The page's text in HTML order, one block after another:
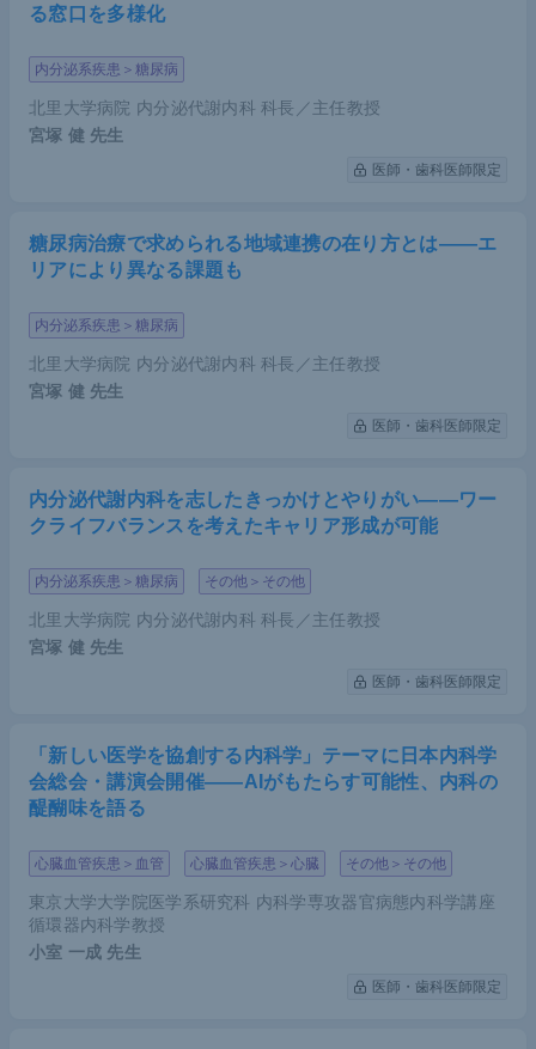
る窓口を多様化
内分泌系疾患＞糖尿病
北里大学病院 内分泌代謝内科 科長／主任教授
宮塚 健 先生
医師・歯科医師限定
糖尿病治療で求められる地域連携の在り方とは――エ
リアにより異なる課題も
内分泌系疾患＞糖尿病
北里大学病院 内分泌代謝内科 科長／主任教授
宮塚 健 先生
医師・歯科医師限定
内分泌代謝内科を志したきっかけとやりがい――ワー
クライフバランスを考えたキャリア形成が可能
内分泌系疾患＞糖尿病 その他＞その他
北里大学病院 内分泌代謝内科 科長／主任教授
宮塚 健 先生
医師・歯科医師限定
「新しい医学を協創する内科学」テーマに日本内科学
会総会・講演会開催――AIがもたらす可能性、内科の
醍醐味を語る
心臓血管疾患＞血管 心臓血管疾患＞心臓 その他＞その他
東京大学大学院医学系研究科 内科学専攻器官病態内科学講座
循環器内科学教授
小室 一成 先生
医師・歯科医師限定